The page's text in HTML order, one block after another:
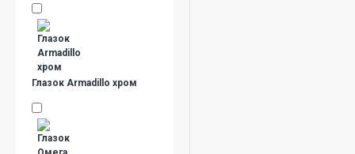
Глазок Armadillo хром